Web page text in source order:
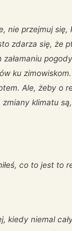
nie przejmuj się,
zdarza się, że
ku
Ale, żeby o
klimatu
co to jest to
kiedy niemal